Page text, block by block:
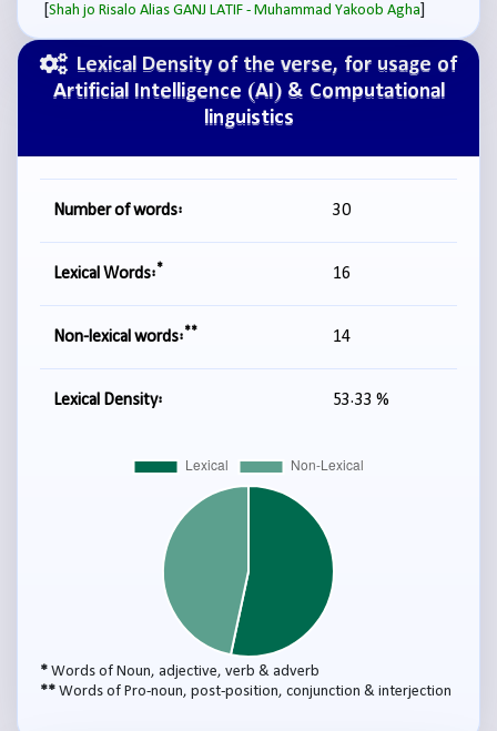
Lexical Density of the verse, for usage of
Artificial Intelligence (AI) & Computational
linguistics
Number of words: 30
Lexical Words:* 16
Non-lexical words:** 14
Lexical Density: 53.33 %
* Words of Noun, adjective, verb & adverb
** Words of Pro-noun, post-position, conjunction & interjection
[Shah jo Risalo Alias GANJ LATIF - Muhammad Yakoob Agha